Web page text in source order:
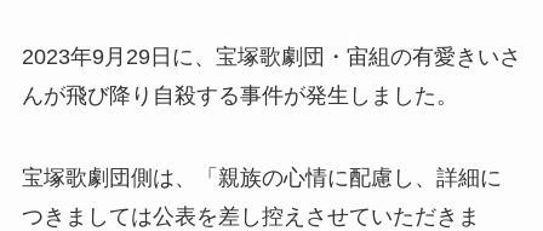
2023年9月29日に、宝塚歌劇団・宙組の有愛きいさ
んが飛び降り自殺する事件が発生しました。
宝塚歌劇団側は、「親族の心情に配慮し、詳細に
つきましては公表を差し控えさせていただきま